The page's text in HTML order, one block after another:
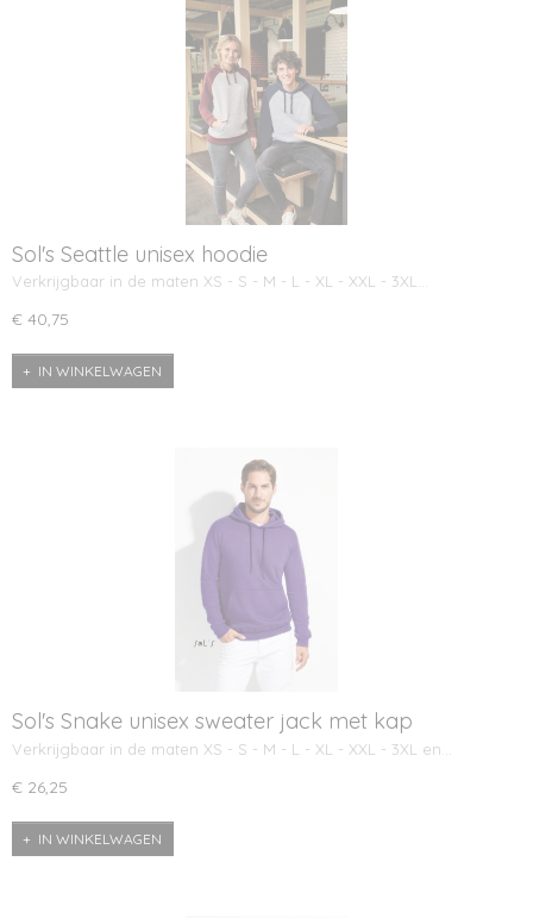
Sol's Seattle unisex hoodie
Verkrijgbaar in de maten XS - S - M - L - XL - XXL - 3XL…
€ 40,75
IN WINKELWAGEN
Sol's Snake unisex sweater jack met kap
Verkrijgbaar in de maten XS - S - M - L - XL - XXL - 3XL en…
€ 26,25
IN WINKELWAGEN